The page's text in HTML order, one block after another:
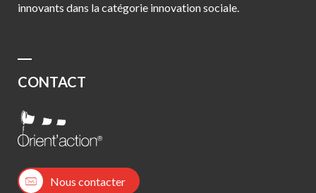
innovants dans la catégorie innovation sociale.
CONTACT
Nous contacter